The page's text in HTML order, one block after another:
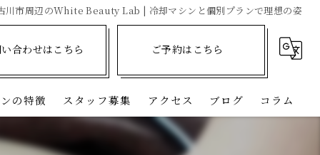
川市周辺のWhite Beauty Lab | 冷却マシンと個別プランで理想の姿
合わせはこちら ご予約はこちら
の特徴
市の痩身
スタッフ募集 アクセス ブログ コラム